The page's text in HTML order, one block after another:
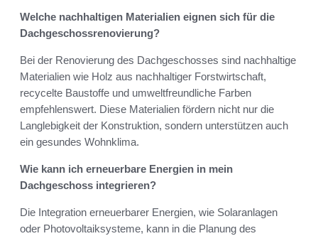
Welche nachhaltigen Materialien eignen sich für die
Dachgeschossrenovierung?
Bei der Renovierung des Dachgeschosses sind nachhaltige
Materialien wie Holz aus nachhaltiger Forstwirtschaft,
recycelte Baustoffe und umweltfreundliche Farben
empfehlenswert. Diese Materialien fördern nicht nur die
Langlebigkeit der Konstruktion, sondern unterstützen auch
ein gesundes Wohnklima.
Wie kann ich erneuerbare Energien in mein
Dachgeschoss integrieren?
Die Integration erneuerbarer Energien, wie Solaranlagen
oder Photovoltaiksysteme, kann in die Planung des